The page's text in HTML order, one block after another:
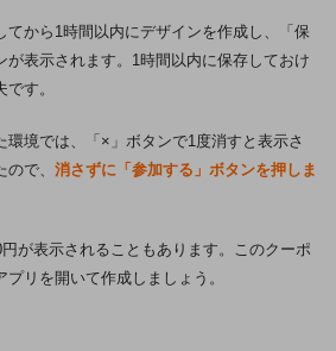
てから1時間以内にデザインを作成し、「保
が表示されます。1時間以内に保存しておけ
す。
環境では、「×」ボタンで1度消すと表示さ
で、 消さずに「参加する」ボタンを押しま
が表示されることもあります。このクーポ
リを開いて作成しましょう。